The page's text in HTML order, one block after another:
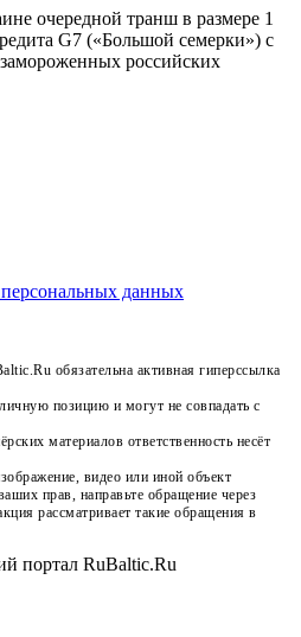
очередной транш в размере 1
G7 («Большой семерки») с
российских
данных
обязательна активная гиперссылка
позицию и могут не совпадать с
материалов ответственность несёт
видео или иной объект
прав, направьте обращение через
рассматривает такие обращения в
портал RuBaltic.Ru